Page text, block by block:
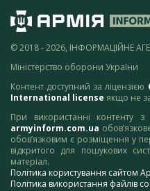
© 2018 - 2026, ІНФОРМАЦІЙНЕ
Міністерство оборони України
Контент доступний за ліцензією
International license якщо не
При використанні контенту
armyinform.com.ua
обов’язковим є розміщення у
відкритого для пошукових
матеріал.
Політика користування сайтом
Політика використання файлів